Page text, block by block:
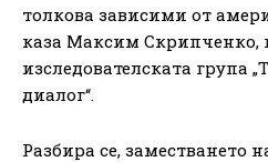
толкова зависими от
каза Максим Скрипченко,
изследователската група
диалог“.
Разбира се, заместването